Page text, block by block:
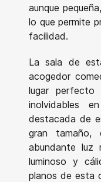
aunque
lo que permite
facilidad.
La sala de
acogedor
lugar perfecto
inolvidables
destacada de
gran tamaño,
abundante luz
luminoso y
planos de esta